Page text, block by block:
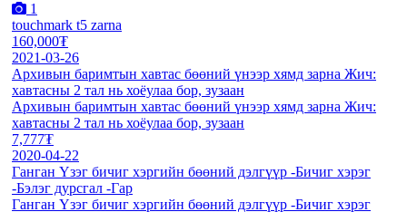
1
touchmark t5 zarna
160,000₮
2021-03-26
Архивын баримтын хавтас бөөний үнээр хямд зарна Жич:
хавтасны 2 тал нь хоёулаа бор, зузаан
Архивын баримтын хавтас бөөний үнээр хямд зарна Жич:
хавтасны 2 тал нь хоёулаа бор, зузаан
7,777₮
2020-04-22
Ганган Үзэг бичиг хэргийн бөөний дэлгүүр -Бичиг хэрэг
-Бэлэг дурсгал -Гар
Ганган Үзэг бичиг хэргийн бөөний дэлгүүр -Бичиг хэрэг